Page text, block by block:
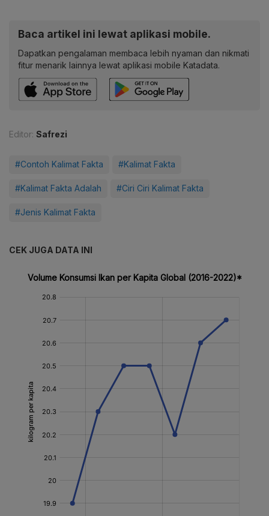
Baca artikel ini lewat aplikasi mobile.
Dapatkan pengalaman membaca lebih nyaman dan nikmati
fitur menarik lainnya lewat aplikasi mobile Katadata.
Editor: Safrezi
#Contoh Kalimat Fakta #Kalimat Fakta
#Kalimat Fakta Adalah #Ciri Ciri Kalimat Fakta
#Jenis Kalimat Fakta
CEK JUGA DATA INI